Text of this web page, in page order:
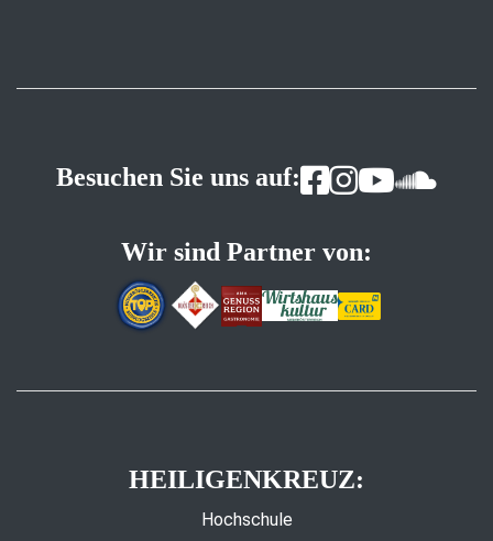
Besuchen Sie uns auf:
Wir sind Partner von:
HEILIGENKREUZ:
Hochschule